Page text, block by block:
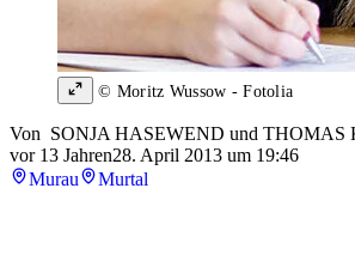
© Moritz Wussow - Fotolia
Von SONJA HASEWEND und THOMAS
vor 13 Jahren28. April 2013 um 19:46
Murau
Murtal